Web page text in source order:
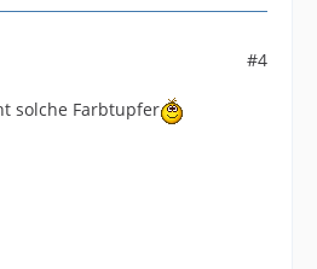
#4
solche Farbtupfer